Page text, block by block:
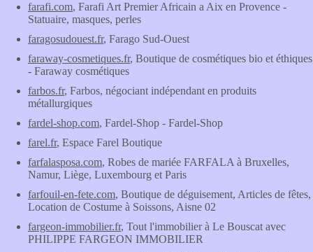
farafi.com, Farafi Art Premier Africain a Aix en Provence -
Statuaire, masques, perles
faragosudouest.fr, Farago Sud-Ouest
faraway-cosmetiques.fr, Boutique de cosmétiques bio et éthiques
- Faraway cosmétiques
farbos.fr, Farbos, négociant indépendant en produits
métallurgiques
fardel-shop.com, Fardel-Shop - Fardel-Shop
farel.fr, Espace Farel Boutique
farfalasposa.com, Robes de mariée FARFALA à Bruxelles,
Namur, Liège, Luxembourg et Paris
farfouil-en-fete.com, Boutique de déguisement, Articles de fêtes,
Location de Costume à Soissons, Aisne 02
fargeon-immobilier.fr, Tout l'immobilier à Le Bouscat avec
PHILIPPE FARGEON IMMOBILIER